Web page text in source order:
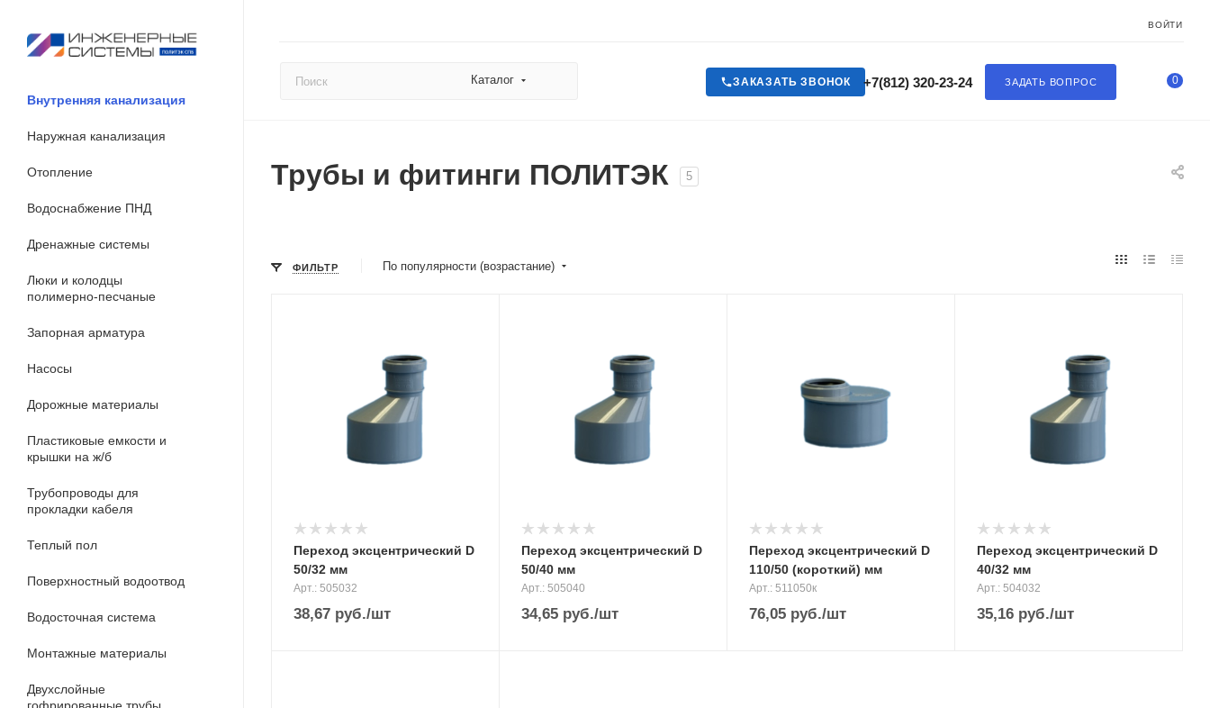
ВОЙТИ
Каталог ЗАДАТЬ ВОПРОС
+7(812) 320-23-24
ЗАКАЗАТЬ ЗВОНОК 0
Внутренняя канализация
Наружная канализация
Отопление
Водоснабжение ПНД
Дренажные системы
Люки и колодцы
полимерно-песчаные
Запорная арматура
Насосы
Дорожные материалы
Пластиковые емкости и
крышки на ж/б
Трубопроводы для
прокладки кабеля
Теплый пол
Поверхностный водоотвод
Водосточная система
Монтажные материалы
Двухслойные
Трубы и фитинги ПОЛИТЭК 5
ФИЛЬТР По популярности (возрастание)
Переход эксцентрический D
50/32 мм
Арт.: 505032
38,67 руб./шт
Переход эксцентрический D
50/40 мм
Арт.: 505040
34,65 руб./шт
Переход эксцентрический D
110/50 (короткий) мм
Арт.: 511050к
76,05 руб./шт
Переход эксцентрический D
40/32 мм
Арт.: 504032
35,16 руб./шт